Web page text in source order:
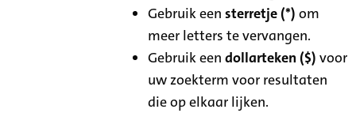
Gebruik eensterretje (*) om
meer letters te vervangen.
Gebruik eendollarteken ($) voor
uw zoekterm voor resultaten
die op elkaar lijken.